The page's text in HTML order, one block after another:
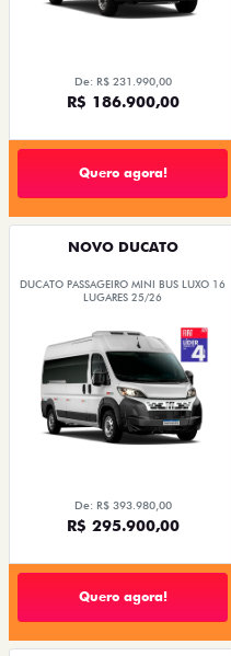
De: R$ 231.990,00
R$ 186.900,00
Quero agora!
NOVO DUCATO
DUCATO PASSAGEIRO MINI BUS LUXO 16
LUGARES 25/26
De: R$ 393.980,00
R$ 295.900,00
Quero agora!